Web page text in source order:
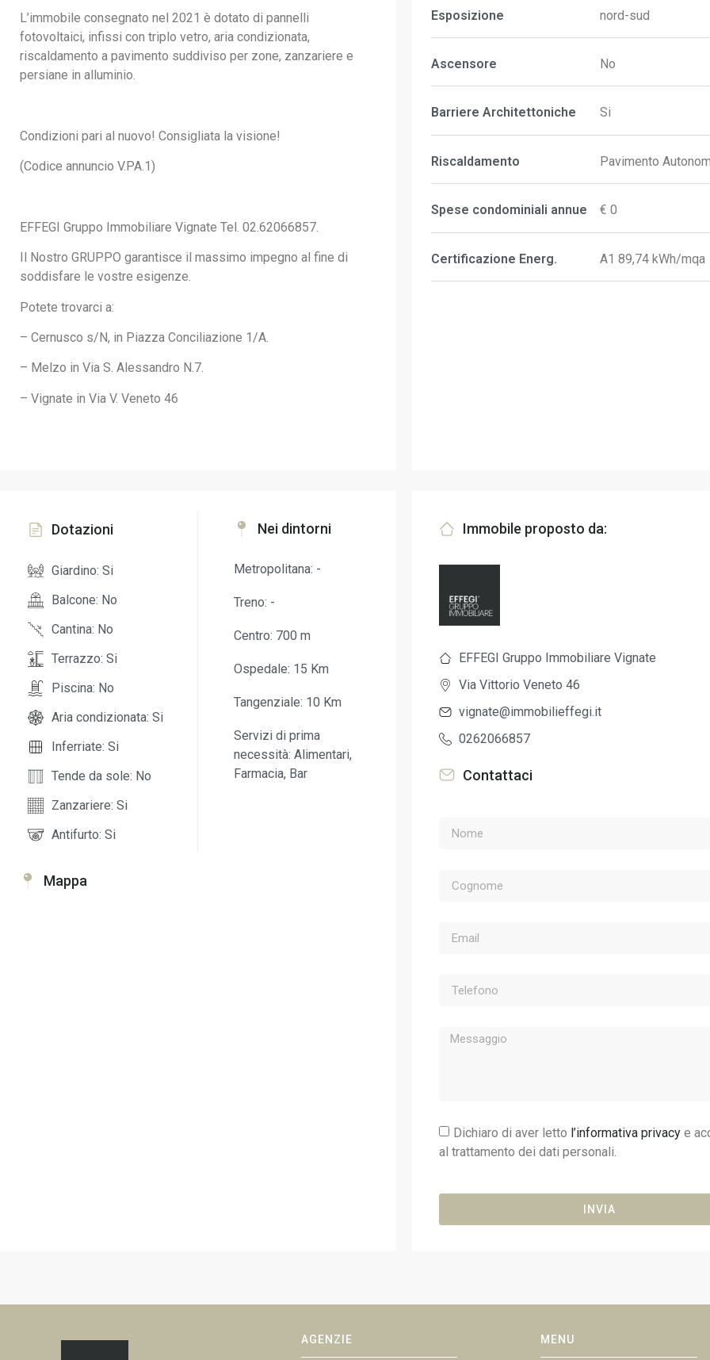
L’immobile consegnato nel 2021 è dotato di pannelli
fotovoltaici, infissi con triplo vetro, aria condizionata,
riscaldamento a pavimento suddiviso per zone, zanzariere e
persiane in alluminio.
Condizioni pari al nuovo! Consigliata la visione!
(Codice annuncio V.PA.1)
EFFEGI Gruppo Immobiliare Vignate Tel. 02.62066857.
Il Nostro GRUPPO garantisce il massimo impegno al fine di
soddisfare le vostre esigenze.
Potete trovarci a:
– Cernusco s/N, in Piazza Conciliazione 1/A.
– Melzo in Via S. Alessandro N.7.
– Vignate in Via V. Veneto 46
Esposizione nord-sud
Ascensore No
Barriere Architettoniche Si
Riscaldamento Pavimento
Spese condominiali annue € 0
Certificazione Energ. A1 89,74 kWh/mqa
Dotazioni
Giardino: Si
Balcone: No
Cantina: No
Terrazzo: Si
Piscina: No
Aria condizionata: Si
Inferriate: Si
Tende da sole: No
Zanzariere: Si
Antifurto: Si
Nei dintorni
Metropolitana: -
Treno: -
Centro: 700 m
Ospedale: 15 Km
Tangenziale: 10 Km
Servizi di prima
necessità: Alimentari,
Farmacia, Bar
Mappa
Immobile proposto da:
EFFEGI Gruppo Immobiliare Vignate
Via Vittorio Veneto 46
vignate@immobilieffegi.it
0262066857
Contattaci
Dichiaro di aver letto l’informativa privacy e
al trattamento dei dati personali.
INVIA
AGENZIE MENU